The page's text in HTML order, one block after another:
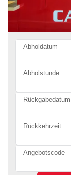
Abholdatum
Abholstunde
Rückgabedatum
Rückkehrzeit
Angebotscode